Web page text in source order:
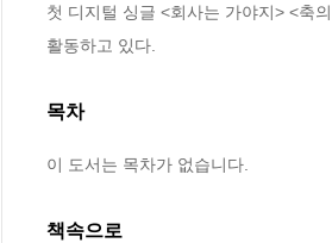
첫 디지털 싱글 <회사는 가야지> <축
활동하고 있다.
목차
이 도서는 목차가 없습니다.
책속으로